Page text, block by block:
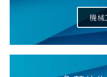
機械